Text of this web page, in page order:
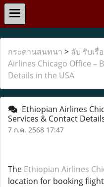
กระดานสนทนา > ลับ รับเรื่
Airlines Chicago Office –
Details in the USA
Ethiopian Airlines
Services & Contact
7 ก.ค. 2568 17:47
The Ethiopian Airlines
location for booking